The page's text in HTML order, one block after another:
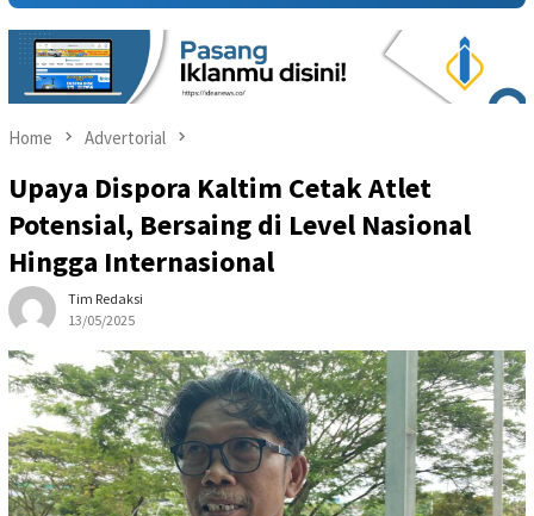
Home Advertorial
Upaya Dispora Kaltim Cetak Atlet
Potensial, Bersaing di Level Nasional
Hingga Internasional
Tim Redaksi
13/05/2025